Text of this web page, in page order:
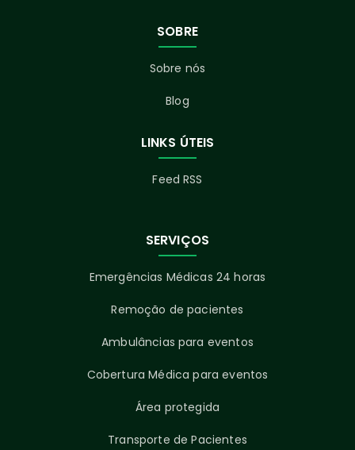
SOBRE
Sobre nós
Blog
LINKS ÚTEIS
Feed RSS
SERVIÇOS
Emergências Médicas 24 horas
Remoção de pacientes
Ambulâncias para eventos
Cobertura Médica para eventos
Área protegida
Transporte de Pacientes